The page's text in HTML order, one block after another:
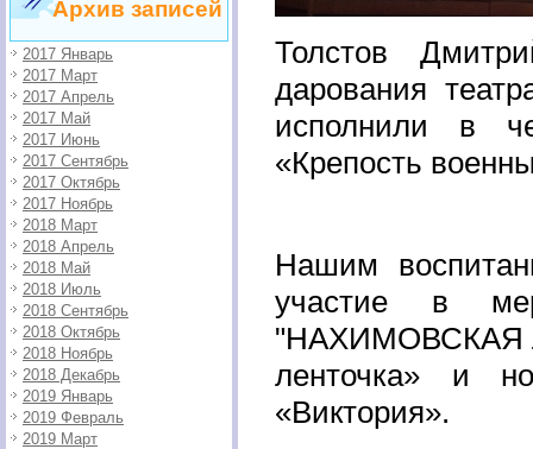
Архив записей
2017 Январь
2017 Март
2017 Апрель
2017 Май
2017 Июнь
2017 Сентябрь
2017 Октябрь
2017 Ноябрь
2018 Март
2018 Апрель
2018 Май
2018 Июль
2018 Сентябрь
2018 Октябрь
2018 Ноябрь
2018 Декабрь
2019 Январь
2019 Февраль
2019 Март
Толстов
дарования
исполнили в
«Крепость
Нашим
участие в
"НАХИМОВСКАЯ
ленточка» и
«Виктория».